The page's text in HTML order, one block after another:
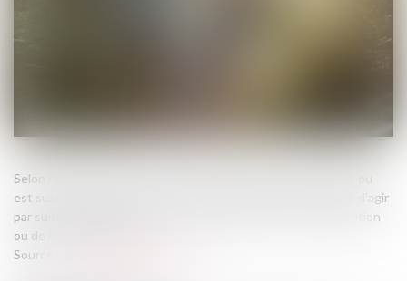
Source :
Selon l’article 2234 du Code civil, la prescription ne court pas ou
est suspendue contre celui qui se trouve dans l’impossibilité d’agir
par suite d’un empêchement résultant de la loi, d’une convention
ou de la force majeure...